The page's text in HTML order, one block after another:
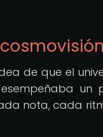
de que el
un
nota, cada